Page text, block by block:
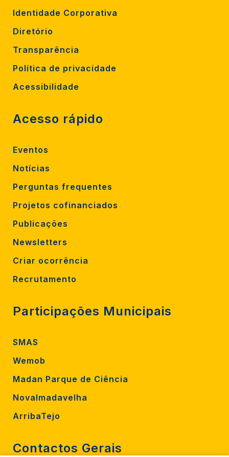
Identidade Corporativa
Diretório
Transparência
Política de privacidade
Acessibilidade
Acesso rápido
Eventos
Notícias
Perguntas frequentes
Projetos cofinanciados
Publicações
Newsletters
Criar ocorrência
Recrutamento
Participações Municipais
SMAS
Wemob
Madan Parque de Ciência
Novalmadavelha
ArribaTejo
Contactos Gerais